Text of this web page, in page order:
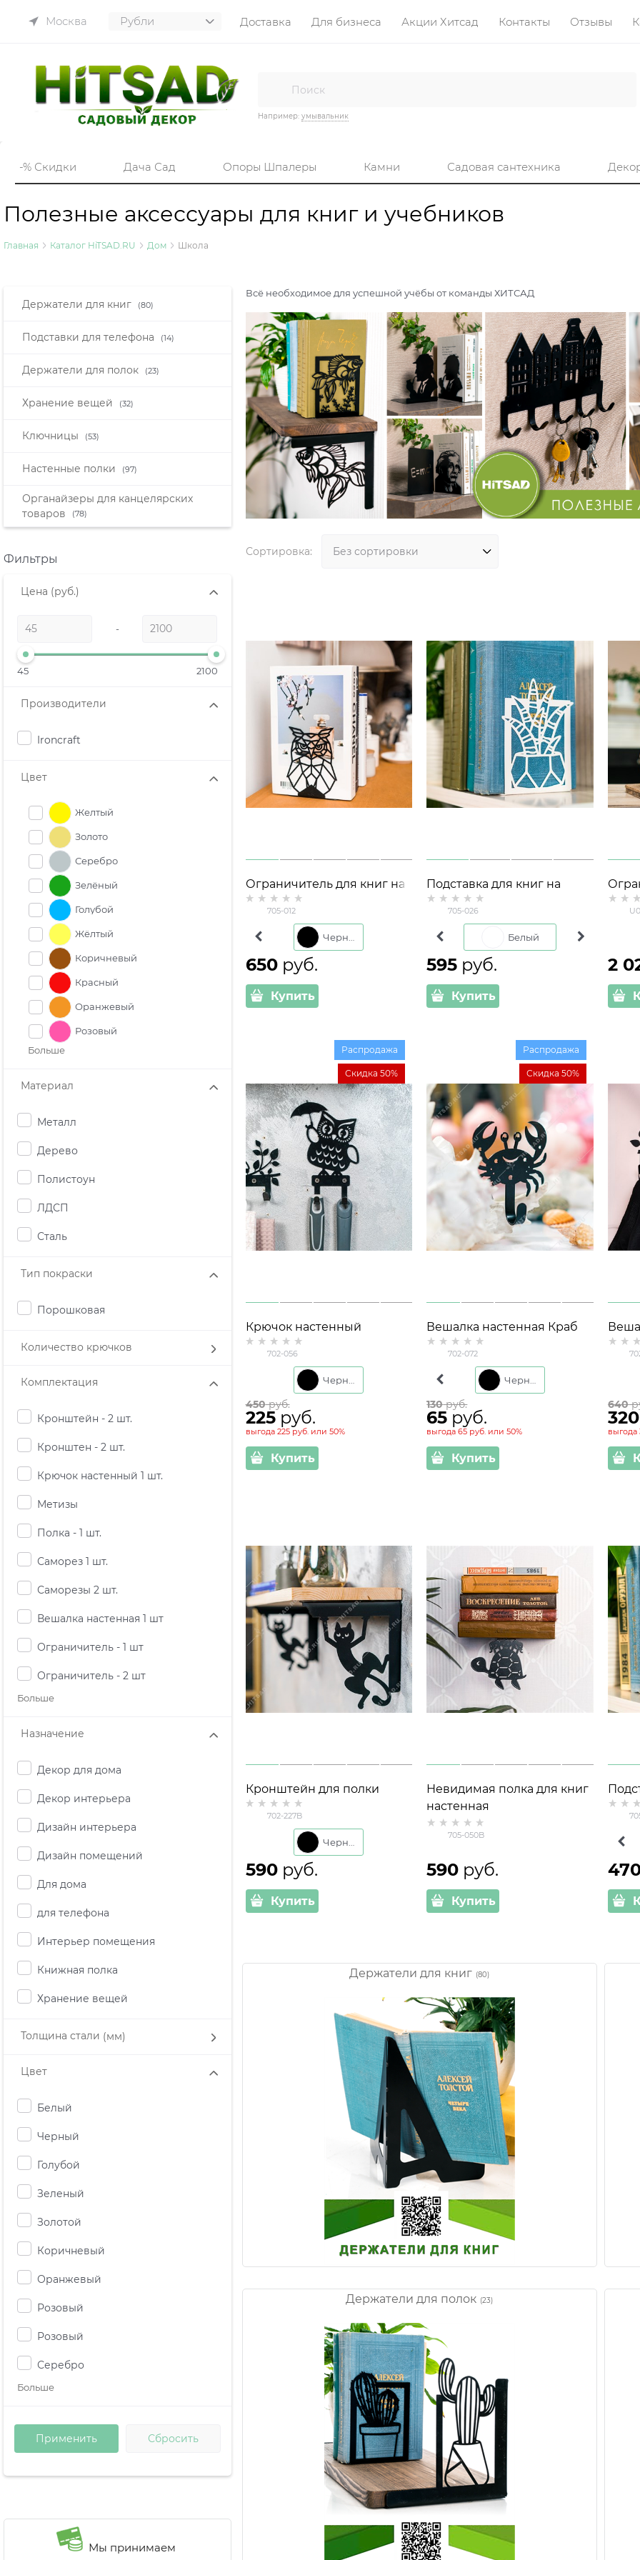
Москва Доставка Для бизнеса Акции Хитсад Контакты Отзывы
Например: умывальник
-% Скидки Дача Сад Опоры Шпалеры Камни Садовая сантехника
Полезные аксессуары для книг и учебников
Главная Каталог HiTSAD.RU Дом Школа
Держатели для книг (80)
Подставки для телефона (14)
Держатели для полок (23)
Хранение вещей (32)
Ключницы (53)
Настенные полки (97)
Органайзеры для канцелярских
товаров
(78)
Фильтры
Цена (руб.)
-
45 2100
Производители
Ironcraft
Цвет
Желтый
Золото
Серебро
Зелёный
Голубой
Жёлтый
Коричневый
Красный
Оранжевый
Розовый
Больше
Материал
Металл
Дерево
Полистоун
ЛДСП
Сталь
Тип покраски
Порошковая
Количество крючков
Комплектация
Кронштейн - 2 шт.
Кронштен - 2 шт.
Крючок настенный 1 шт.
Метизы
Полка - 1 шт.
Саморез 1 шт.
Саморезы 2 шт.
Вешалка настенная 1 шт
Ограничитель - 1 шт
Ограничитель - 2 шт
Больше
Назначение
Декор для дома
Декор интерьера
Дизайн интерьера
Дизайн помещений
Для дома
для телефона
Интерьер помещения
Книжная полка
Хранение вещей
Толщина стали (мм)
Цвет
Белый
Черный
Голубой
Зеленый
Золотой
Коричневый
Оранжевый
Розовый
Розовый
Серебро
Больше
Мы принимаем
Всё необходимое для успешной учёбы от команды ХИТСАД
Сортировка:
Ограничитель для книг на
полке 705-012 металл
705-012
Белый
650 руб.
Купить
Подставка для книг на
полку 705-026
705-026
Белый
595 руб.
Купить
книг
2
Крючок настенный
металлический 702-056
702-056
Распродажа
Скидка 50%
450 руб.
225 руб.
выгода 225 руб.или 50%
Купить
Вешалка настенная Краб
702-072 металл
702-072
Хром
Распродажа
Скидка 50%
130 руб.
65 руб.
выгода65 руб. или50%
Купить
640
320
выгода
Кронштейн для полки
комплект 2 шт 702-227
702-227B
590 руб.
Купить
Невидимая полка для книг
настенная
705-050B
590 руб.
Купить
Держатели для книг (80)
Держатели для полок (23)